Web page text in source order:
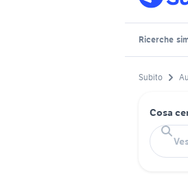
Ricerche
Subito
Cosa